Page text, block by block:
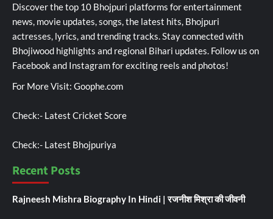
Discover the top 10 Bhojpuri platforms for entertainment
news, movie updates, songs, the latest hits, Bhojpuri
actresses, lyrics, and trending tracks. Stay connected with
Bhojiwood highlights and regional Bihari updates. Follow us on
Facebook and Instagram for exciting reels and photos!
For More Visit: Goophe.com
Check:- Latest Cricket Score
Check:- Latest Bhojpuriya
Recent Posts
Rajneesh Mishra Biography In Hindi | रजनीश मिश्रा की जीवनी